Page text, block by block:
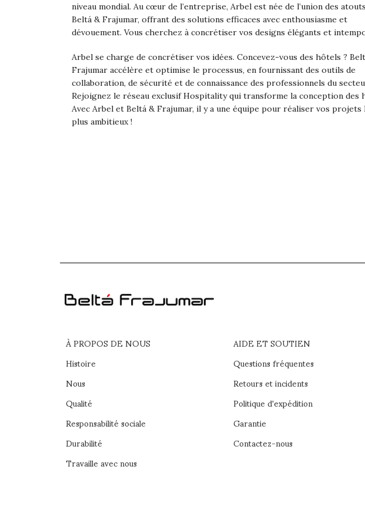
niveau mondial. Au cœur de l’entreprise, Arbel est née de l’union des
Beltá & Frajumar, offrant des solutions efficaces avec enthousiasme et
dévouement. Vous cherchez à concrétiser vos designs élégants et
Arbel se charge de concrétiser vos idées. Concevez-vous des hôtels ?
Frajumar accélère et optimise le processus, en fournissant des outils de
collaboration, de sécurité et de connaissance des professionnels du
Rejoignez le réseau exclusif Hospitality qui transforme la conception des
Avec Arbel et Beltá & Frajumar, il y a une équipe pour réaliser vos projets
plus ambitieux !
À PROPOS DE NOUS
Histoire
Nous
Qualité
Responsabilité sociale
Durabilité
Travaille avec nous
AIDE ET SOUTIEN
Questions fréquentes
Retours et incidents
Politique d'expédition
Garantie
Contactez-nous